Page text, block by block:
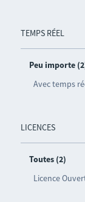
TEMPS RÉEL
Peu importe
Avec temps
LICENCES
Toutes (2)
Licence